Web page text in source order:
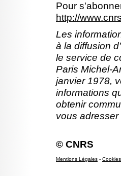
Pour
http://
Les
à la diffusion
le service de
Paris Michel-
janvier 1978,
informations
obtenir
vous
© CNRS
Mentions Légales - Cookies